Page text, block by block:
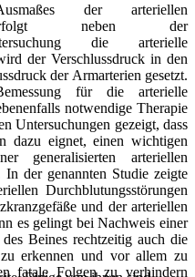
der arteriellen
erfolgt neben der
die arterielle
der Verschlussdruck in den
der Armarterien gesetzt.
für die arterielle
notwendige Therapie
Untersuchungen gezeigt, dass
dazu eignet, einen wichtigen
generalisierten arteriellen
der genannten Studie zeigte
Durchblutungsstörungen
und der arteriellen
es gelingt bei Nachweis einer
Beines rechtzeitig auch die
erkennen und vor allem zu
fatale Folgen zu verhindern